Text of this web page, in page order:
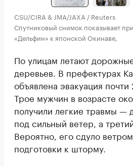
CSU/CIRA & JMA/JAXA / Reuters
Спутниковый снимок показывает
«Дельфин» к японской Окинаве,
По улицам летают
деревьев. В префектурах
объявлена эвакуация
Трое мужчин в возрасте
получили легкие травмы —
под сильный ветер, а
Вероятно, его сдуло
подготовки к шторму.